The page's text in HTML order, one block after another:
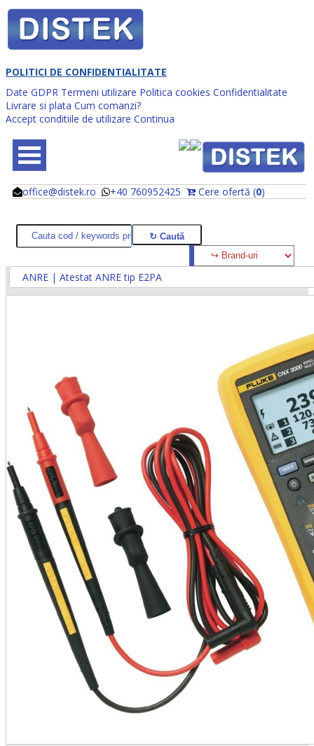
POLITICI DE CONFIDENTIALITATE
Date GDPR Termeni utilizare Politica cookies Confidentialitate
Livrare si plata Cum comanzi?
Accept conditiile de utilizare Continua
office@distek.ro +40 760952425 Cere ofertă (0)
@
@
•
•
•
ANRE | Atestat ANRE tip E2PA